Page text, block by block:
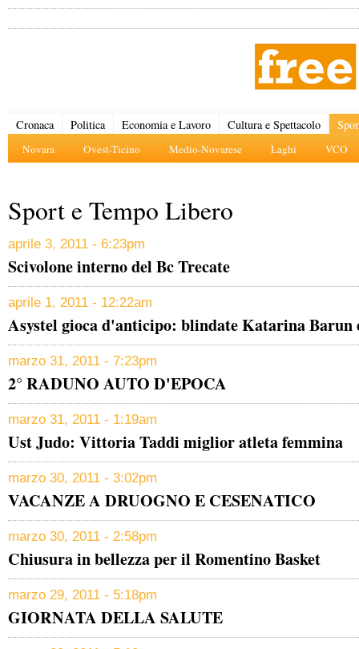
Cronaca Politica Economia e Lavoro Cultura e Spettacolo
Novara Ovest-Ticino Medio-Novarese Laghi VCO
Sport e Tempo Libero
aprile 3, 2011 - 6:23pm
Scivolone interno del Bc Trecate
aprile 1, 2011 - 12:22am
Asystel gioca d'anticipo: blindate Katarina Barun
marzo 31, 2011 - 7:23pm
2° RADUNO AUTO D'EPOCA
marzo 31, 2011 - 1:19am
Ust Judo: Vittoria Taddi miglior atleta femmina
marzo 30, 2011 - 3:02pm
VACANZE A DRUOGNO E CESENATICO
marzo 30, 2011 - 2:58pm
Chiusura in bellezza per il Romentino Basket
marzo 29, 2011 - 5:18pm
GIORNATA DELLA SALUTE